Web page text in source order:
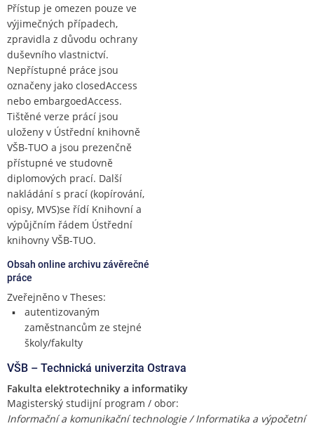
Přístup je omezen pouze ve
výjimečných případech,
zpravidla z důvodu ochrany
duševního vlastnictví.
Nepřístupné práce jsou
označeny jako closedAccess
nebo embargoedAccess.
Tištěné verze prácí jsou
uloženy v Ústřední knihovně
VŠB-TUO a jsou prezenčně
přístupné ve studovně
diplomových prací. Další
nakládání s prací (kopírování,
opisy, MVS)se řídí Knihovní a
výpůjčním řádem Ústřední
knihovny VŠB-TUO.
Obsah online archivu závěrečné
práce
Zveřejněno v Theses:
autentizovaným
zaměstnancům ze stejné
školy/fakulty
VŠB – Technická univerzita Ostrava
Fakulta elektrotechniky a informatiky
Magisterský studijní program / obor:
Informační a komunikační technologie / Informatika a výpočetní